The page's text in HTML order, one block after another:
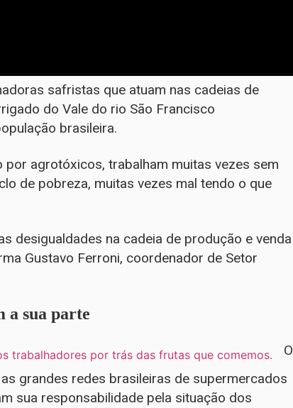
safristas que atuam nas cadeias de
do Vale do rio São Francisco
brasileira.
agrotóxicos, trabalham muitas vezes sem
de pobreza, muitas vezes mal tendo o que
desigualdades na cadeia de produção e venda
Gustavo Ferroni, coordenador de Setor
a sua parte
O
grandes redes brasileiras de supermercados
sua responsabilidade pela situação dos